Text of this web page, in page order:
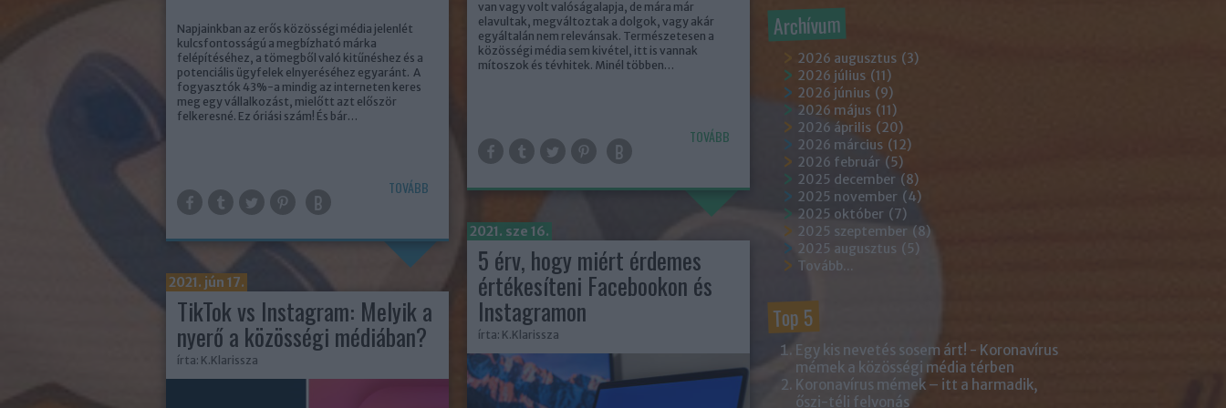
van vagy volt valóságalapja, de mára már
elavultak, megváltoztak a dolgok, vagy akár
egyáltalán nem relevánsak. Természetesen a
közösségi média sem kivétel, itt is vannak
mítoszok és tévhitek. Minél többen…
TOVÁBB
2021. sze 16.
5 érv, hogy miért érdemes
értékesíteni Facebookon és
Instagramon
írta: K.Klarissza
Napjainkban az erős közösségi média jelenlét
kulcsfontosságú a megbízható márka
felépítéséhez, a tömegből való kitűnéshez és a
potenciális ügyfelek elnyeréséhez egyaránt. A
fogyasztók 43%-a mindig az interneten keres
meg egy vállalkozást, mielőtt azt először
felkeresné. Ez óriási szám! És bár…
TOVÁBB
2021. jún 17.
TikTok vs Instagram: Melyik a
nyerő a közösségi médiában?
írta: K.Klarissza
Archívum
2026 augusztus (3)
2026 július (11)
2026 június (9)
2026 május (11)
2026 április (20)
2026 március (12)
2026 február (5)
2025 december (8)
2025 november (4)
2025 október (7)
2025 szeptember (8)
2025 augusztus (5)
Tovább...
Top 5
Egy kis nevetés sosem árt! - Koronavírus
mémek a közösségi média térben
Koronavírus mémek – itt a harmadik,
őszi-téli felvonás